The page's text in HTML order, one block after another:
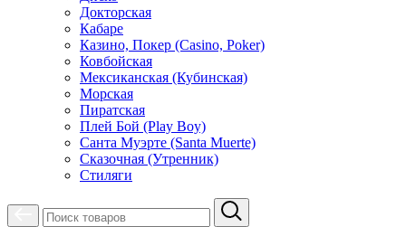
Докторская
Кабаре
Казино, Покер (Casino, Poker)
Ковбойская
Мексиканская (Кубинская)
Морская
Пиратская
Плей Бой (Play Boy)
Санта Муэрте (Santa Muerte)
Сказочная (Утренник)
Стиляги